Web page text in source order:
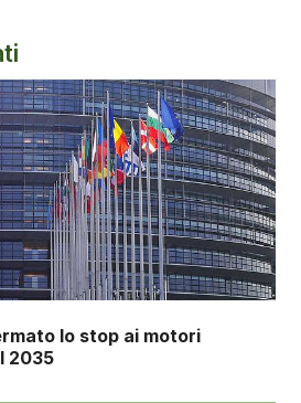
lo stop ai motori
2035